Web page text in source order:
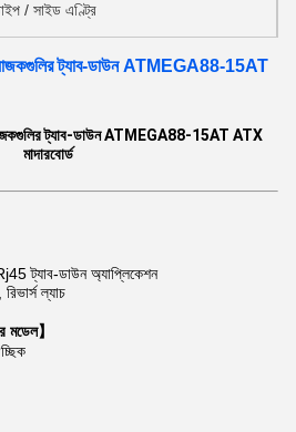
/ সাইড এণ্ট্রি
ট্যাব-ডাউন ATMEGA88-15AT
ট্যাব-ডাউন ATMEGA88-15AT ATX
মাদারবোর্ড
ট্যাব-ডাউন অ্যাপ্লিকেশন
ল্যাচ
মডেল】